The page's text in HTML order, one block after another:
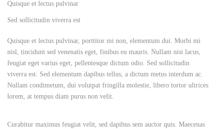
Quisque et lectus pulvinar
Sed sollicitudin viverra est
Quisque et lectus pulvinar, porttitor mi non, elementum dui. Morbi mi
nisl, tincidunt sed venenatis eget, finibus eu mauris. Nullam nisi lacus,
feugiat eget varius eget, pellentesque dictum odio. Sed sollicitudin
viverra est. Sed elementum dapibus tellus, a dictum metus interdum ac.
Nullam condimetum, dui volutpat fringilla molestie, libero tortor ultrices
lorem, at tempus diam purus non velit.
Curabitur maximus feugiat velit, sed dapibus sem auctor quis. Maecenas